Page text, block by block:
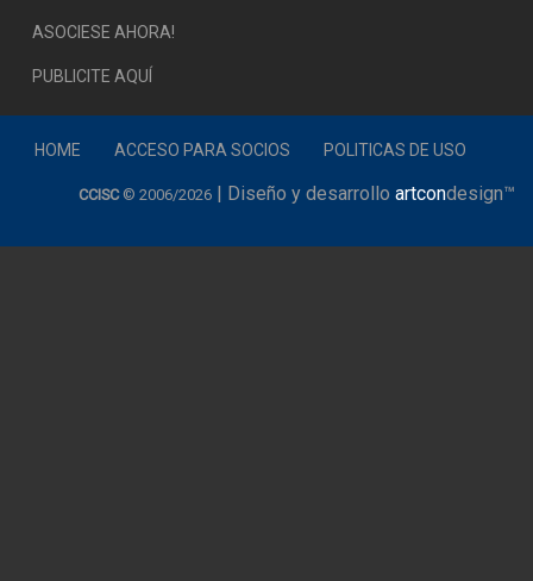
ASOCIESE AHORA!
PUBLICITE AQUÍ
HOME ACCESO PARA SOCIOS POLITICAS DE USO
CCISC© 2006/2026 | Diseño y desarrollo artcondesign™